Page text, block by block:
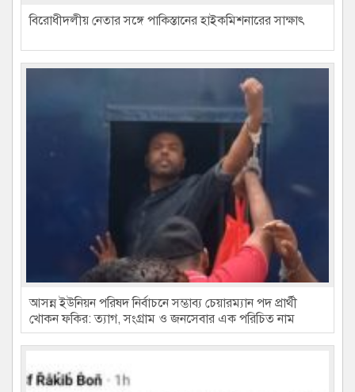
বিরোধীদলীয় নেতার সঙ্গে পাকিস্তানের হাইকমিশনারের সাক্ষাৎ
আসন্ন ইউনিয়ন পরিষদ নির্বাচনে সম্ভাব্য চেয়ারম্যান পদ প্রার্থী
খোকন ফকির: ত্যাগ, সংগ্রাম ও জনসেবার এক পরিচিত নাম